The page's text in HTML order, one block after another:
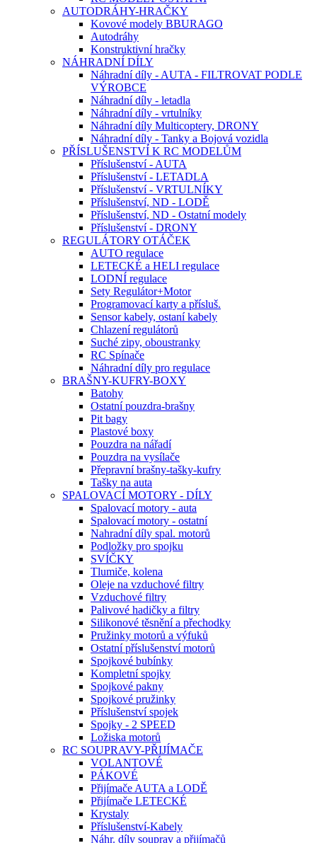
AUTODRÁHY-HRAČKY
Kovové modely BBURAGO
Autodráhy
Konstruktivní hračky
NÁHRADNÍ DÍLY
Náhradní díly - AUTA - FILTROVAT PODLE
VÝROBCE
Náhradní díly - letadla
Náhradní díly - vrtulníky
Náhradní díly Multicoptery, DRONY
Náhradní díly - Tanky a Bojová vozidla
PŘÍSLUŠENSTVÍ K RC MODELŮM
Příslušenství - AUTA
Příslušenství - LETADLA
Příslušenství - VRTULNÍKY
Příslušenství, ND - LODĚ
Příslušenství, ND - Ostatní modely
Příslušenství - DRONY
REGULÁTORY OTÁČEK
AUTO regulace
LETECKÉ a HELI regulace
LODNÍ regulace
Sety Regulátor+Motor
Programovací karty a přísluš.
Sensor kabely, ostaní kabely
Chlazení regulátorů
Suché zipy, oboustranky
RC Spínače
Náhradní díly pro regulace
BRAŠNY-KUFRY-BOXY
Batohy
Ostatní pouzdra-brašny
Pit bagy
Plastové boxy
Pouzdra na nářadí
Pouzdra na vysílače
Přepravní brašny-tašky-kufry
Tašky na auta
SPALOVACÍ MOTORY - DÍLY
Spalovací motory - auta
Spalovací motory - ostatní
Nahradní díly spal. motorů
Podložky pro spojku
SVÍČKY
Tlumiče, kolena
Oleje na vzduchové filtry
Vzduchové filtry
Palivové hadičky a filtry
Silikonové těsnění a přechodky
Pružinky motorů a výfuků
Ostatní příslušenství motorů
Spojkové bubínky
Kompletní spojky
Spojkové pakny
Spojkové pružinky
Příslušenství spojek
Spojky - 2 SPEED
Ložiska motorů
RC SOUPRAVY-PŘIJÍMAČE
VOLANTOVÉ
PÁKOVÉ
Přijímače AUTA a LODĚ
Přijímače LETECKÉ
Krystaly
Příslušenství-Kabely
Náhr. díly souprav a přijímačů